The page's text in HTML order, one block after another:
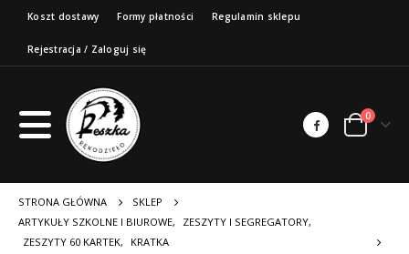
Koszt dostawy Formy płatności Regulamin sklepu
Rejestracja / Zaloguj się
0
STRONA GŁÓWNA
SKLEP
ARTYKUŁY SZKOLNE I BIUROWE, ZESZYTY I SEGREGATORY,
ZESZYTY 60 KARTEK,
KRATKA